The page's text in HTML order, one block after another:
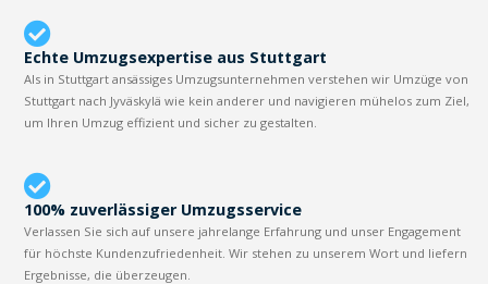
Echte Umzugsexpertise aus Stuttgart
Als in Stuttgart ansässiges Umzugsunternehmen verstehen wir Umzüge von
Stuttgart nach Jyväskylä wie kein anderer und navigieren mühelos zum Ziel,
um Ihren Umzug effizient und sicher zu gestalten.
100% zuverlässiger Umzugsservice
Verlassen Sie sich auf unsere jahrelange Erfahrung und unser Engagement
für höchste Kundenzufriedenheit. Wir stehen zu unserem Wort und liefern
Ergebnisse, die überzeugen.